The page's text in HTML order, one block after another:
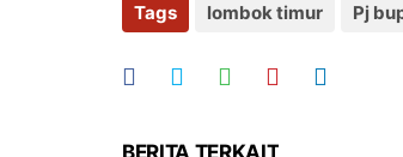
Tags lombok timur Pj
BERITA TERKAIT